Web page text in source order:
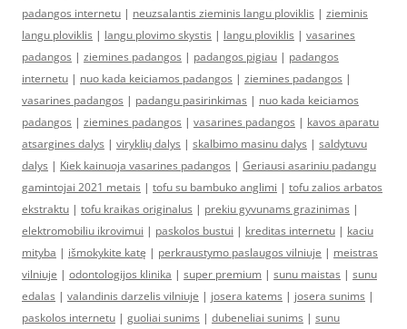
padangos internetu | neuzsalantis zieminis langu ploviklis | zieminis
langu ploviklis | langu plovimo skystis | langu ploviklis | vasarines
padangos | ziemines padangos | padangos pigiau | padangos
internetu | nuo kada keiciamos padangos | ziemines padangos |
vasarines padangos | padangu pasirinkimas | nuo kada keiciamos
padangos | ziemines padangos | vasarines padangos | kavos aparatu
atsargines dalys | viryklių dalys | skalbimo masinu dalys | saldytuvu
dalys | Kiek kainuoja vasarines padangos | Geriausi asariniu padangu
gamintojai 2021 metais | tofu su bambuko anglimi | tofu zalios arbatos
ekstraktu | tofu kraikas originalus | prekiu gyvunams grazinimas |
elektromobiliu ikrovimui | paskolos bustui | kreditas internetu | kaciu
mityba | išmokykite katę | perkraustymo paslaugos vilniuje | meistras
vilniuje | odontologijos klinika | super premium | sunu maistas | sunu
edalas | valandinis darzelis vilniuje | josera katems | josera sunims |
paskolos internetu | guoliai sunims | dubeneliai sunims | sunu